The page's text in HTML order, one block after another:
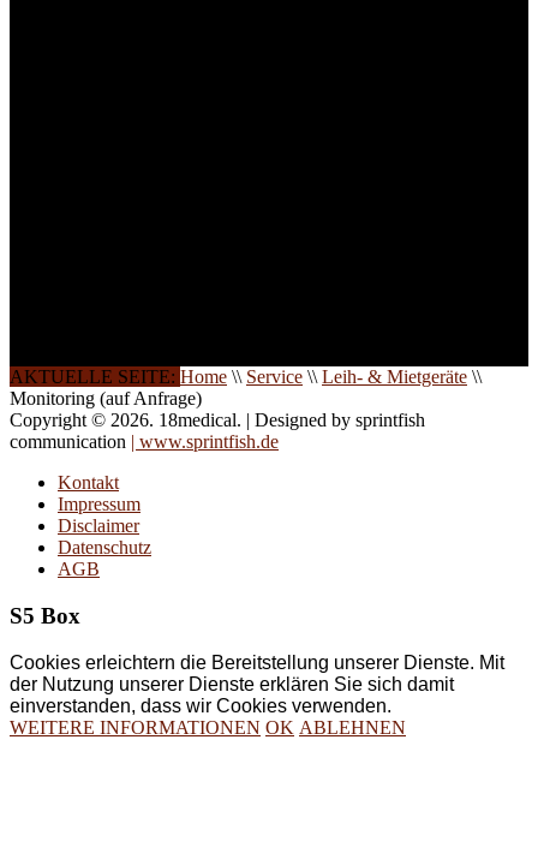
AKTUELLE SEITE: Home \\ Service \\ Leih- & Mietgeräte \\
Monitoring (auf Anfrage)
Copyright © 2026. 18medical. | Designed by sprintfish
communication | www.sprintfish.de
Kontakt
Impressum
Disclaimer
Datenschutz
AGB
S5 Box
Cookies erleichtern die Bereitstellung unserer Dienste. Mit
der Nutzung unserer Dienste erklären Sie sich damit
einverstanden, dass wir Cookies verwenden.
WEITERE INFORMATIONEN OK ABLEHNEN